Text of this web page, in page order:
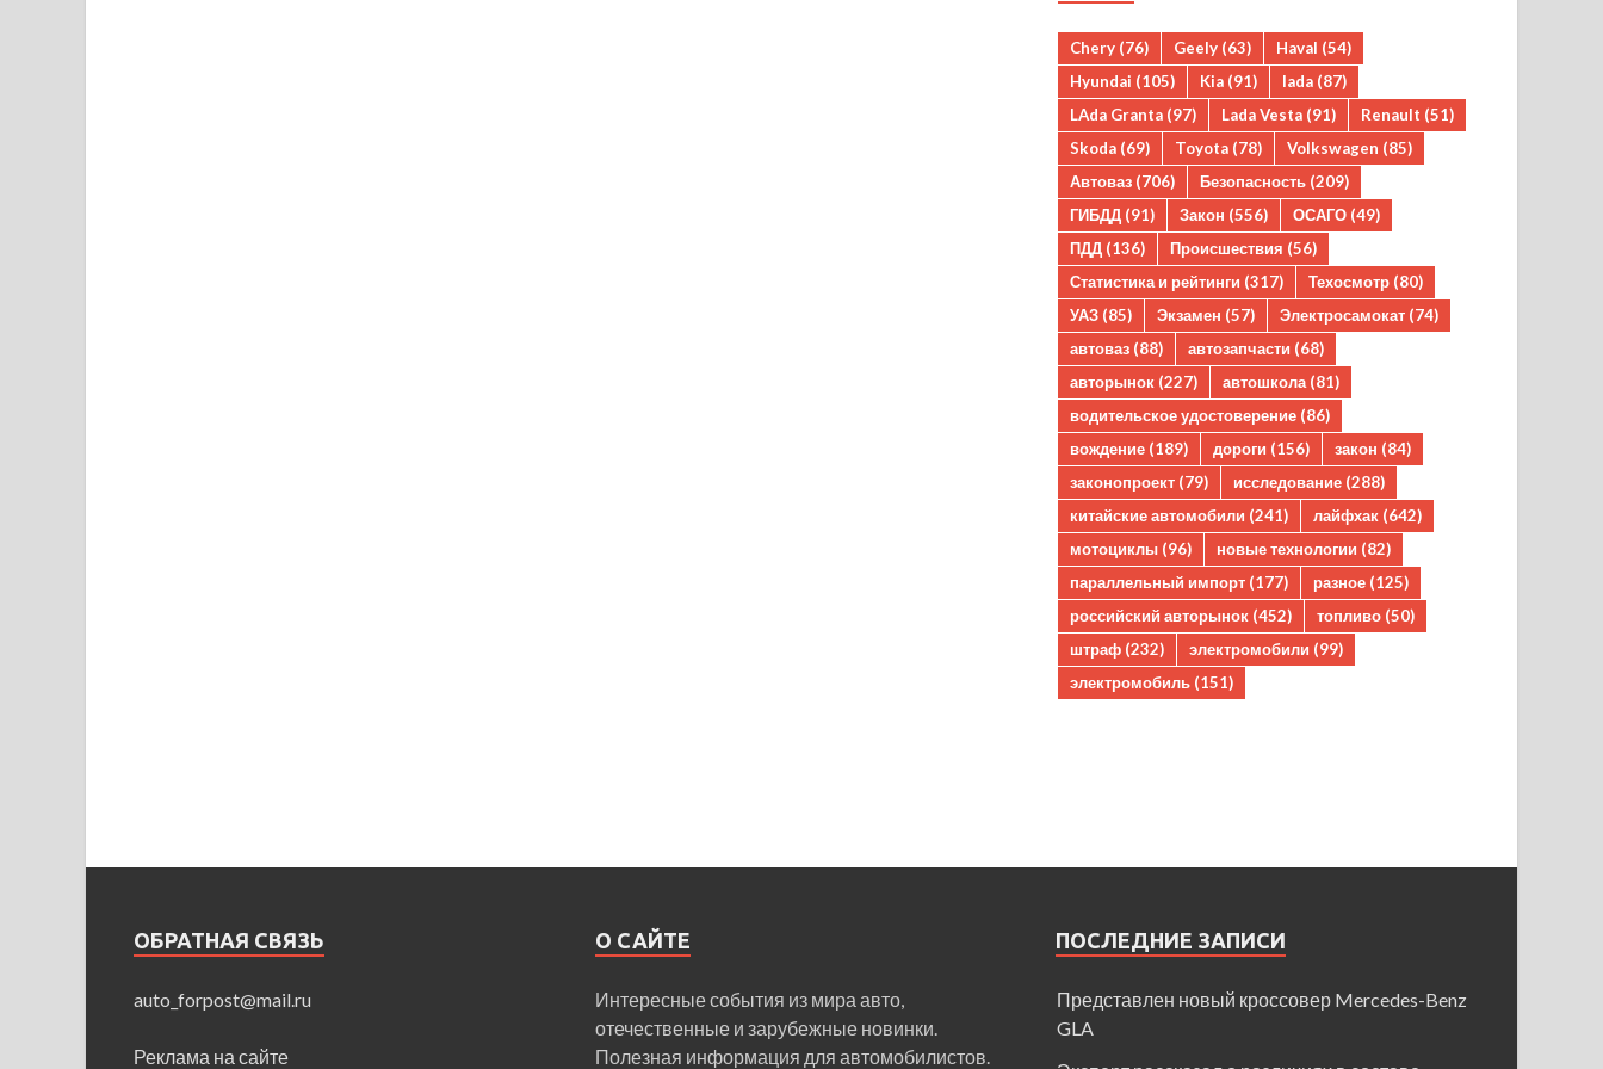
Chery (76) Geely (63) Haval (54)
Hyundai (105) Kia (91) lada (87)
LAda Granta (97) Lada Vesta (91) Renault (51)
Skoda (69) Toyota (78) Volkswagen (85)
Автоваз (706) Безопасность (209)
ГИБДД (91) Закон (556) ОСАГО (49)
ПДД (136) Происшествия (56)
Статистика и рейтинги (317) Техосмотр (80)
УАЗ (85) Экзамен (57) Электросамокат (74)
автоваз (88) автозапчасти (68)
авторынок (227) автошкола (81)
водительское удостоверение (86)
вождение (189) дороги (156) закон (84)
законопроект (79) исследование (288)
китайские автомобили (241) лайфхак (642)
мотоциклы (96) новые технологии (82)
параллельный импорт (177) разное (125)
российский авторынок (452) топливо (50)
штраф (232) электромобили (99)
электромобиль (151)
ОБРАТНАЯ СВЯЗЬ
auto_forpost@mail.ru
Реклама на сайте
О САЙТЕ
Интересные события из мира авто,
отечественные и зарубежные новинки.
Полезная информация для автомобилистов.
ПОСЛЕДНИЕ ЗАПИСИ
Представлен новый кроссовер Mercedes-Benz
GLA